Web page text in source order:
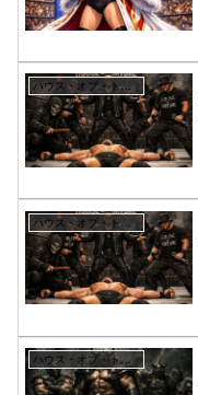
ハウス・オブ・トーチャー
ハウス・オブ・トーチャー
ハウス・オブ・トーチャー